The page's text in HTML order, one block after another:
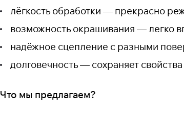
лёгкость обработки — прекрасно
возможность окрашивания — легко
надёжное сцепление с разными
долговечность — сохраняет
Что мы предлагаем?